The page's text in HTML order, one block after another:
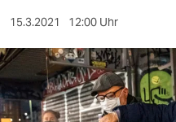
sport
berlin
nord
15.3.2021 12:00 Uhr